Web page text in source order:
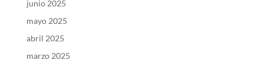
junio 2025
mayo 2025
abril 2025
marzo 2025